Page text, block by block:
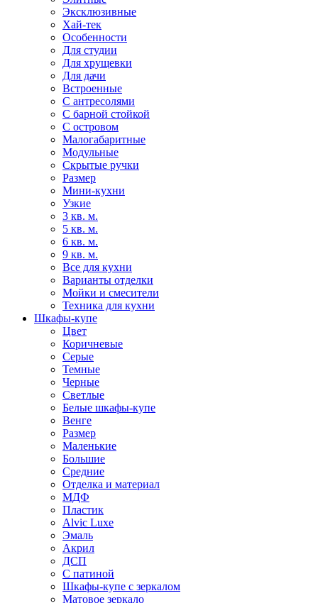
Эксклюзивные
Хай-тек
Особенности
Для студии
Для хрущевки
Для дачи
Встроенные
С антресолями
С барной стойкой
С островом
Малогабаритные
Модульные
Скрытые ручки
Размер
Мини-кухни
Узкие
3 кв. м.
5 кв. м.
6 кв. м.
9 кв. м.
Все для кухни
Варианты отделки
Мойки и смесители
Техника для кухни
Шкафы-купе
Цвет
Коричневые
Серые
Темные
Черные
Светлые
Белые шкафы-купе
Венге
Размер
Маленькие
Большие
Средние
Отделка и материал
МДФ
Пластик
Alvic Luxe
Эмаль
Акрил
ДСП
С патиной
Шкафы-купе с зеркалом
Матовое зеркало